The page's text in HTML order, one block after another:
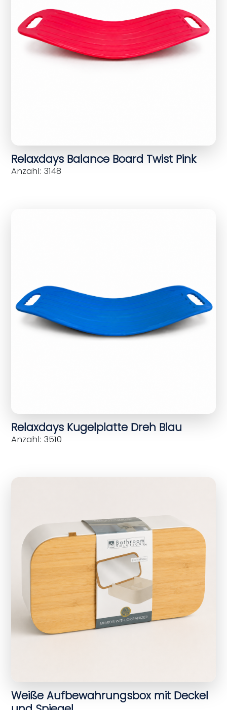
Relaxdays Balance Board Twist Pink
Anzahl: 3148
Relaxdays Kugelplatte Dreh Blau
Anzahl: 3510
Weiße Aufbewahrungsbox mit Deckel